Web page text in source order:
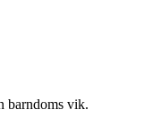
barndoms vik.